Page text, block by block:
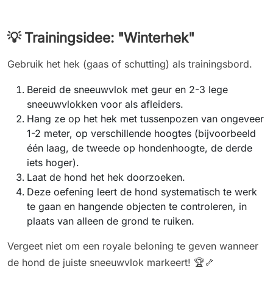
💡 Trainingsidee: "Winterhek"
Gebruik het hek (gaas of schutting) als trainingsbord.
Bereid de sneeuwvlok met geur en 2-3 lege
sneeuwvlokken voor als afleiders.
Hang ze op het hek met tussenpozen van ongeveer
1-2 meter, op verschillende hoogtes (bijvoorbeeld
één laag, de tweede op hondenhoogte, de derde
iets hoger).
Laat de hond het hek doorzoeken.
Deze oefening leert de hond systematisch te werk
te gaan en hangende objecten te controleren, in
plaats van alleen de grond te ruiken.
Vergeet niet om een royale beloning te geven wanneer
de hond de juiste sneeuwvlok markeert! 🏆🦴